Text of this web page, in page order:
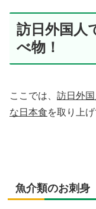
訪日外国人
べ物！
ここでは、 訪日外
な日本食を取り上げ
魚介類のお刺身